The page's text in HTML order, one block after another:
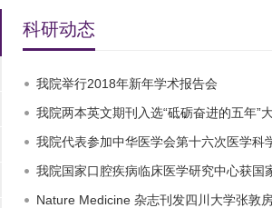
科研动态
我院举行2018年新年学术报告会
我院两本英文期刊入选“砥砺奋进的五年”
我院代表参加中华医学会第十六次医学科
我院国家口腔疾病临床医学研究中心获国
Nature Medicine 杂志刊发四川大学张敦